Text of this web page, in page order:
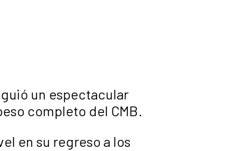
un espectacular
completo del CMB.
en su regreso a los